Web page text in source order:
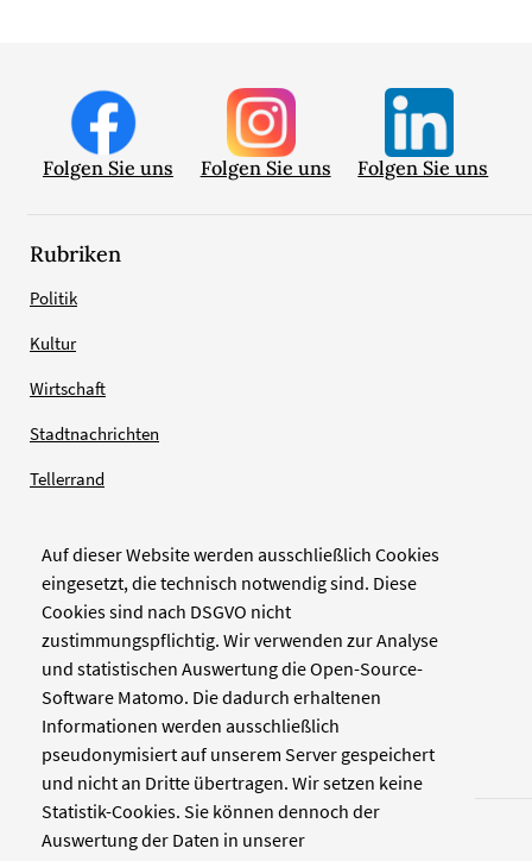
Auf dieser Website werden ausschließlich Cookies
eingesetzt, die technisch notwendig sind. Diese
Cookies sind nach DSGVO nicht
zustimmungspflichtig. Wir verwenden zur Analyse
und statistischen Auswertung die Open-Source-
Software Matomo. Die dadurch erhaltenen
Informationen werden ausschließlich
pseudonymisiert auf unserem Server gespeichert
und nicht an Dritte übertragen. Wir setzen keine
Statistik-Cookies. Sie können dennoch der
Auswertung der Daten in unserer
Folgen Sie uns Folgen Sie uns Folgen Sie uns
Rubriken
Politik
Kultur
Wirtschaft
Stadtnachrichten
Tellerrand
Verlag
Zellwerk GmbH & Co KG
Pinienstraße 2
40233 Düsseldorf
www.zellwerk.com